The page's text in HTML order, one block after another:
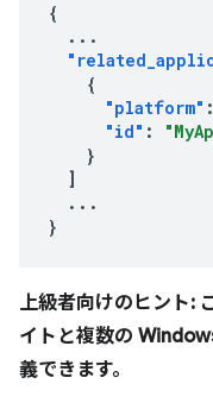
{
...
{
"platform" :
"id" :
}
]
...
}
上級者向けのヒント:
イトと複数の
義できます。